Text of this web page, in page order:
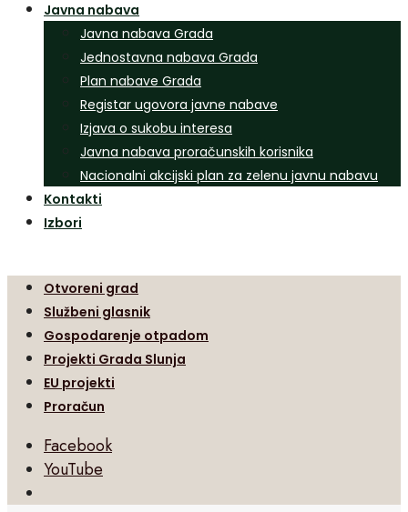
Javna nabava
Javna nabava Grada
Jednostavna nabava Grada
Plan nabave Grada
Registar ugovora javne nabave
Izjava o sukobu interesa
Javna nabava proračunskih korisnika
Nacionalni akcijski plan za zelenu javnu nabavu
Kontakti
Izbori
Otvoreni grad
Službeni glasnik
Gospodarenje otpadom
Projekti Grada Slunja
EU projekti
Proračun
Facebook
YouTube